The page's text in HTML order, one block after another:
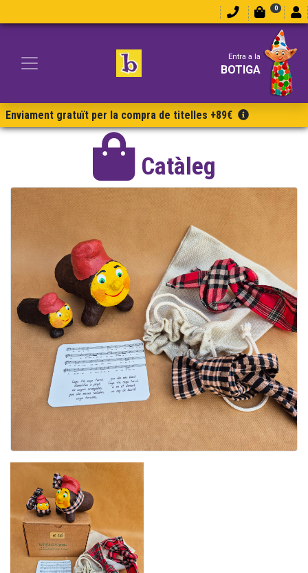
0
Entra a la
BOTIGA
Enviament gratuït per la compra de titelles +89€
Catàleg